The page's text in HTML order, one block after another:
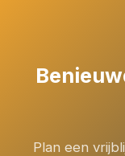
Plan een